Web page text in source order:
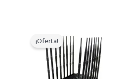
¡Oferta!
precio
original
era:
$1,799.00.
precio
actual
es:
$1,219.99.